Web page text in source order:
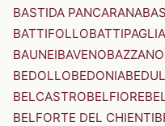
BASTIDA PANCARANA
BATTIFOLLOBATTIPAGLIA
BAUNEIBAVENOBAZZANO
BEDOLLOBEDONIA
BELCASTROBELFIORE
BELFORTE DEL CHIENTI